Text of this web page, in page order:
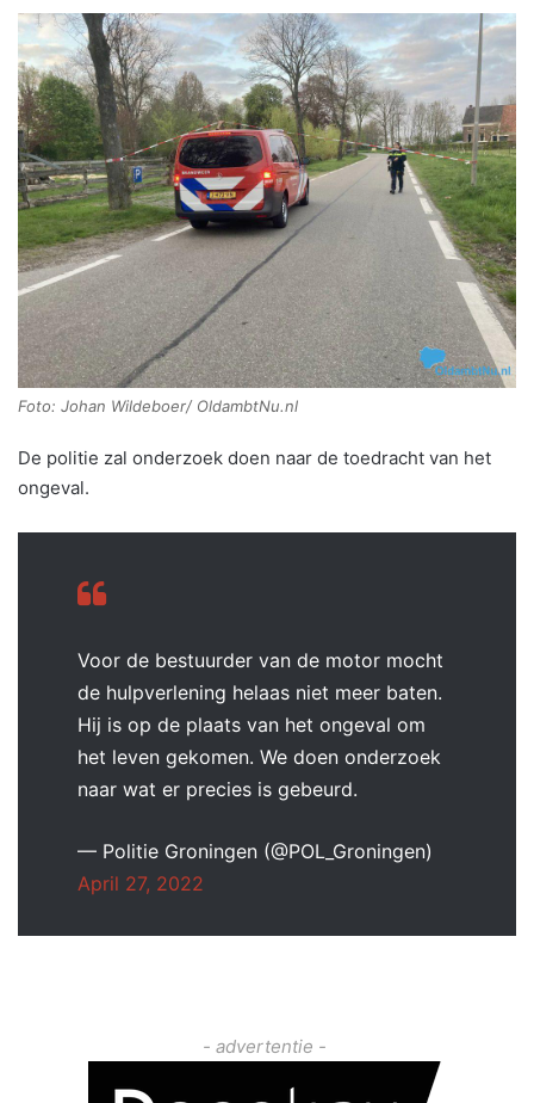
Foto: Johan Wildeboer/ OldambtNu.nl
De politie zal onderzoek doen naar de toedracht van het
ongeval.
Voor de bestuurder van de motor mocht
de hulpverlening helaas niet meer baten.
Hij is op de plaats van het ongeval om
het leven gekomen. We doen onderzoek
naar wat er precies is gebeurd.
— Politie Groningen (@POL_Groningen)
April 27, 2022
- advertentie -